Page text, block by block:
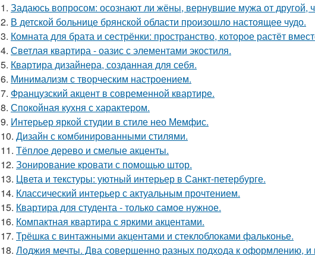
1. Задаюсь вопросом: осознают ли жёны, вернувшие мужа от другой,
2. В детской больнице брянской области произошло настоящее чудо.
3. Комната для брата и сестрёнки: пространство, которое растёт
4. Светлая квартира - оазис с элементами экостиля.
5. Квартира дизайнера, созданная для себя.
6. Минимализм с творческим настроением.
7. Французский акцент в современной квартире.
8. Спокойная кухня с характером.
9. Интерьер яркой студии в стиле нео Мемфис.
10. Дизайн с комбинированными стилями.
11. Тёплое дерево и смелые акценты.
12. Зонирование кровати с помощью штор.
13. Цвета и текстуры: уютный интерьер в Санкт-петербурге.
14. Классический интерьер с актуальным прочтением.
15. Квартира для студента - только самое нужное.
16. Компактная квартира с яркими акцентами.
17. Трёшка с винтажными акцентами и стеклоблоками фальконье.
18. Лоджия мечты. Два совершенно разных подхода к оформлению,